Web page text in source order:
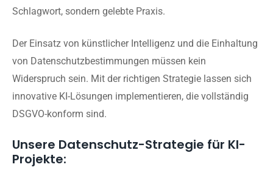
Schlagwort, sondern gelebte Praxis.
Der Einsatz von künstlicher Intelligenz und die Einhaltung
von Datenschutzbestimmungen müssen kein
Widerspruch sein. Mit der richtigen Strategie lassen sich
innovative KI-Lösungen implementieren, die vollständig
DSGVO-konform sind.
Unsere Datenschutz-Strategie für KI-
Projekte: